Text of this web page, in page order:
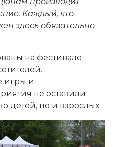
Каждый, кто
здесь обязательно
на фестивале
игры и
не оставили
детей, но и взрослых.